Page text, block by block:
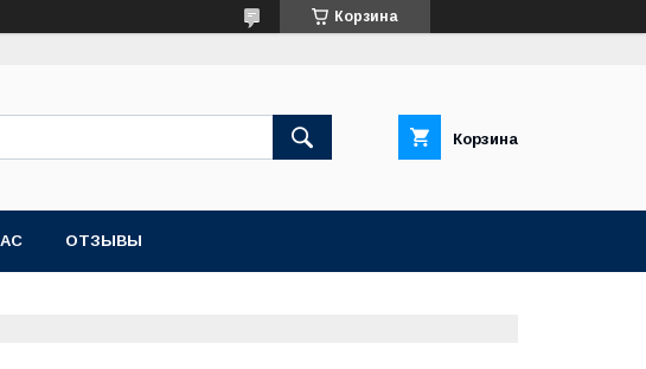
Корзина
Корзина
ОТЗЫВЫ